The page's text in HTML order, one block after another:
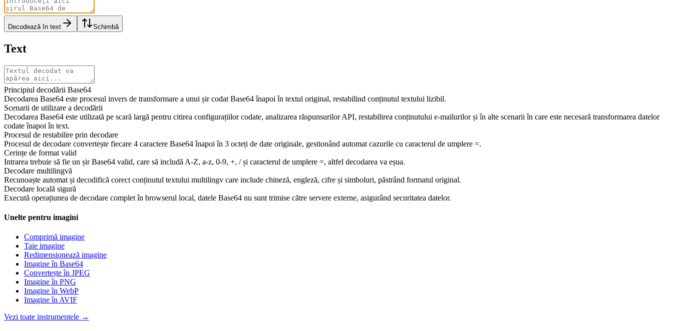
Decodează în text Schimbă
Text
Principiul decodării Base64
Decodarea Base64 este procesul invers de transformare a unui șir codat Base64 înapoi în textul original, restabilind conținutul textului lizibil.
Scenarii de utilizare a decodării
Decodarea Base64 este utilizată pe scară largă pentru citirea configurațiilor codate, analizarea răspunsurilor API, restabilirea conținutului e-mailurilor și în alte scenarii în care este necesară transformarea datelor
codate înapoi în text.
Procesul de restabilire prin decodare
Procesul de decodare convertește fiecare 4 caractere Base64 înapoi în 3 octeți de date originale, gestionând automat cazurile cu caracterul de umplere =.
Cerințe de format valid
Intrarea trebuie să fie un șir Base64 valid, care să includă A-Z, a-z, 0-9, +, / și caracterul de umplere =, altfel decodarea va eșua.
Decodare multilingvă
Recunoaște automat și decodifică corect conținutul textului multilingv care include chineză, engleză, cifre și simboluri, păstrând formatul original.
Decodare locală sigură
Execută operațiunea de decodare complet în browserul local, datele Base64 nu sunt trimise către servere externe, asigurând securitatea datelor.
Unelte pentru imagini
Comprimă imagine
Taie imagine
Redimensionează imagine
Imagine în Base64
Convertește în JPEG
Imagine în PNG
Imagine în WebP
Imagine în AVIF
Vezi toate instrumentele →